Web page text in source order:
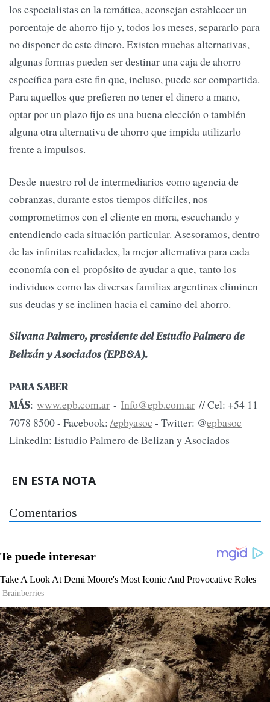
los especialistas en la temática, aconsejan establecer un
porcentaje de ahorro fijo y, todos los meses, separarlo para
no disponer de este dinero. Existen muchas alternativas,
algunas formas pueden ser destinar una caja de ahorro
específica para este fin que, incluso, puede ser compartida.
Para aquellos que prefieren no tener el dinero a mano,
optar por un plazo fijo es una buena elección o también
alguna otra alternativa de ahorro que impida utilizarlo
frente a impulsos.
Desde nuestro rol de intermediarios como agencia de
cobranzas, durante estos tiempos difíciles, nos
comprometimos con el cliente en mora, escuchando y
entendiendo cada situación particular. Asesoramos, dentro
de las infinitas realidades, la mejor alternativa para cada
economía con el propósito de ayudar a que, tanto los
individuos como las diversas familias argentinas eliminen
sus deudas y se inclinen hacia el camino del ahorro.
Silvana Palmero, presidente del Estudio Palmero de
Belizán y Asociados (EPB&A).
PARA SABER
MÁS: www.epb.com.ar - Info@epb.com.ar // Cel: +54 11
7078 8500 - Facebook: /epbyasoc - Twitter: @epbasoc
LinkedIn: Estudio Palmero de Belizan y Asociados
EN ESTA NOTA
Comentarios